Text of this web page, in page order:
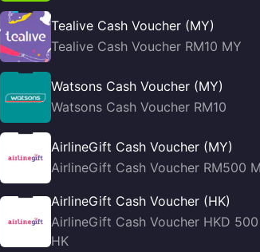
Tealive Cash Voucher (MY)
Tealive Cash Voucher RM10 MY
Watsons Cash Voucher (MY)
Watsons Cash Voucher RM10
AirlineGift Cash Voucher (MY)
AirlineGift Cash Voucher RM500
AirlineGift Cash Voucher (HK)
AirlineGift Cash Voucher HKD 500
HK